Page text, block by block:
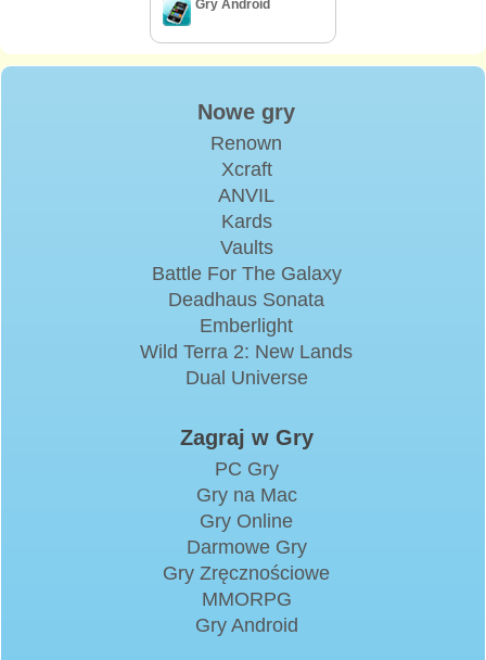
Gry Android
Nowe gry
Renown
Xcraft
ANVIL
Kards
Vaults
Battle For The Galaxy
Deadhaus Sonata
Emberlight
Wild Terra 2: New Lands
Dual Universe
Zagraj w Gry
PC Gry
Gry na Mac
Gry Online
Darmowe Gry
Gry Zręcznościowe
MMORPG
Gry Android